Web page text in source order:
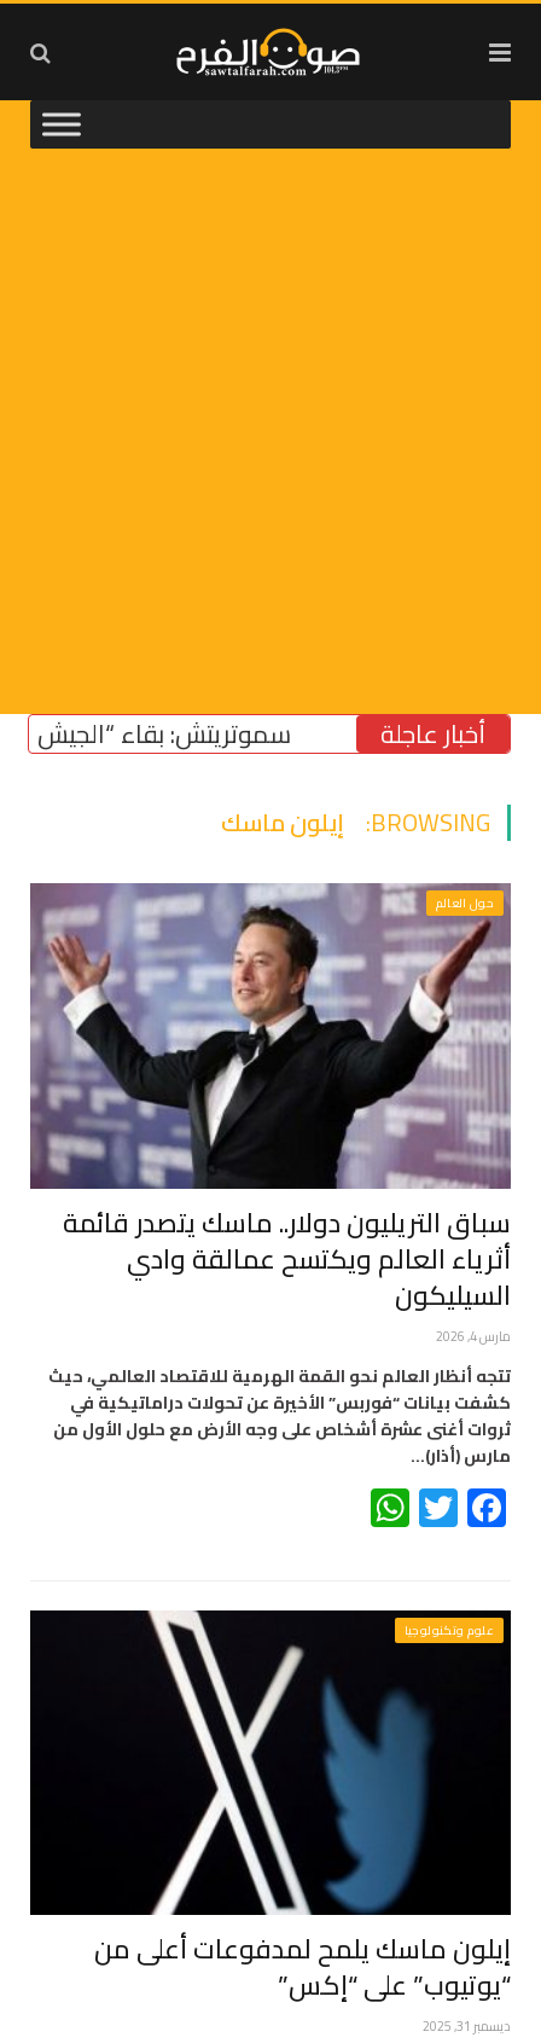
أخبار عاجلة سموتريتش: بقاء “الجيش
BROWSING: إيلون ماسك
حول العالم
سباق التريليون دولار.. ماسك يتصدر قائمة
أثرياء العالم ويكتسح عمالقة وادي
السيليكون
مارس 4, 2026
تتجه أنظار العالم نحو القمة الهرمية للاقتصاد العالمي، حيث
كشفت بيانات “فوربس” الأخيرة عن تحولات دراماتيكية في
ثروات أغنى عشرة أشخاص على وجه الأرض مع حلول الأول من
مارس (أذار)…
Facebook
Twitter
علوم وتكنولوجيا
إيلون ماسك يلمح لمدفوعات أعلى من
“يوتيوب” على “إكس”
ديسمبر 31, 2025